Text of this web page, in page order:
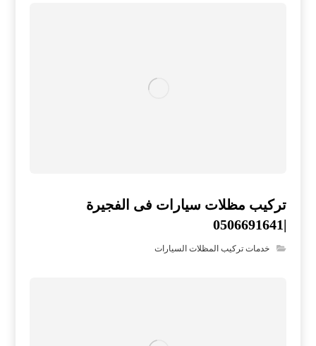
تركيب مظلات سيارات فى الفجيرة
|0506691641
خدمات تركيب المظلات السيارات